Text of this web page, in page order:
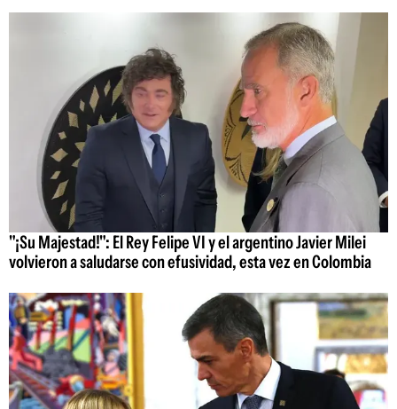
"¡Su Majestad!": El Rey Felipe VI y el argentino Javier Milei
volvieron a saludarse con efusividad, esta vez en Colombia